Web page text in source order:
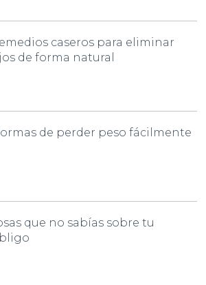
caseros para eliminar
de forma natural
de perder peso fácilmente
que no sabías sobre tu